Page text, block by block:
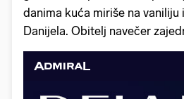
danima kuća miriše na
Danijela. Obitelj navečer